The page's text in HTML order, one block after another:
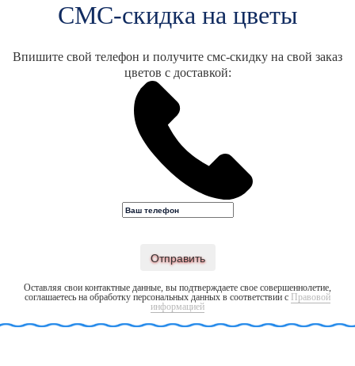
СМС-скидка на цветы
Впишите свой телефон и получите смс-скидку на свой заказ
цветов с доставкой:
Отправить
Оставляя свои контактные данные, вы подтверждаете свое совершеннолетие,
соглашаетесь на обработку персональных данных в соответствии с Правовой
информацией